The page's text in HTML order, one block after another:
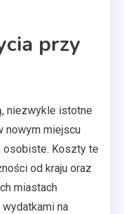
przy
niezwykle istotne
nowym miejscu
osobiste. Koszty te
od kraju oraz
miastach
na